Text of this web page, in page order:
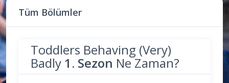
Tüm Bölümler
Toddlers Behaving (Very)
Badly 1. Sezon Ne Zaman?